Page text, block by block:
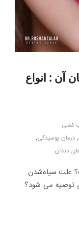
آن : انواع
کشی
, درمان پوسیدگی,
دندان
علت سیاه‌شدن
توصیه می شود؟